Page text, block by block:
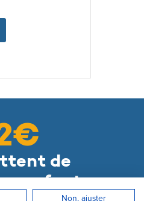
de
enfant
Non, ajuster